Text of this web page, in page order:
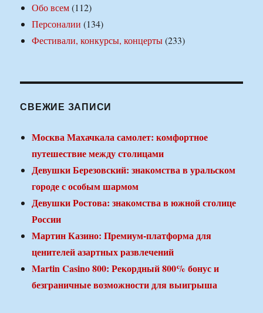
Обо всем(112)
Персоналии (134)
Фестивали, конкурсы, концерты(233)
СВЕЖИЕ ЗАПИСИ
Москва Махачкала самолет: комфортное
путешествие между столицами
Девушки Березовский: знакомства в уральском
городе с особым шармом
Девушки Ростова: знакомства в южной столице
России
Мартин Казино: Премиум-платформа для
ценителей азартных развлечений
Martin Casino 800: Рекордный 800% бонус и
безграничные возможности для выигрыша